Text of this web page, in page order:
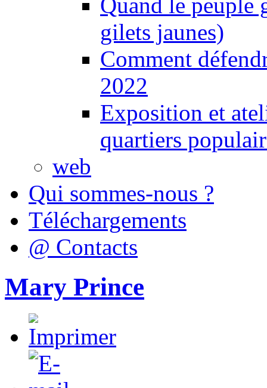
gilets jaunes)
Comment
2022
Exposition et
quartiers
web
Qui sommes-nous ?
Téléchargements
@ Contacts
Mary Prince